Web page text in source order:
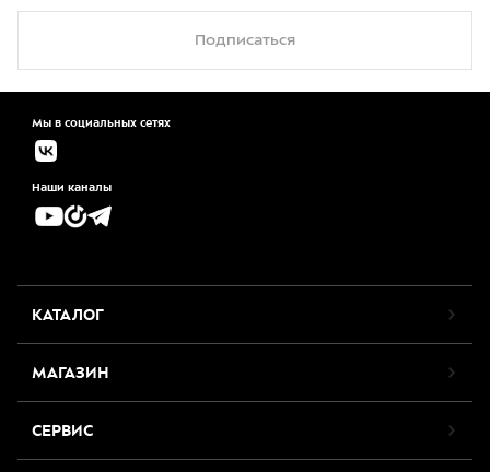
Подписаться
Мы в социальных сетях
Наши каналы
КАТАЛОГ
МАГАЗИН
СЕРВИС